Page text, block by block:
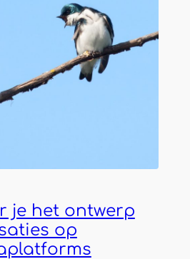
je het ontwerp
op